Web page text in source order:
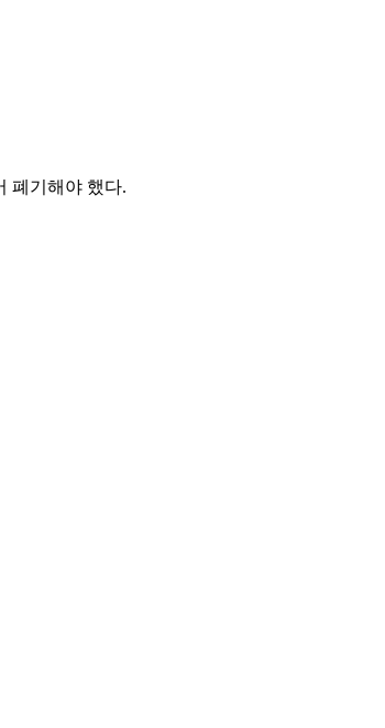
폐기해야 했다.